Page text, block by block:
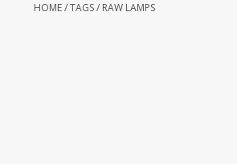
HOME/TAGS/ RAW LAMPS